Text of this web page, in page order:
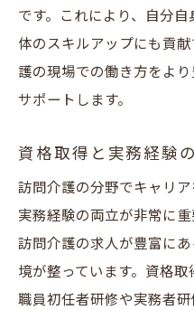
です。これにより、自分
体のスキルアップにも貢
護の現場での働き方をよ
サポートします。
資格取得と実務経験
訪問介護の分野でキャリ
実務経験の両立が非常に重
訪問介護の求人が豊富に
境が整っています。資格
職員初任者研修や実務者